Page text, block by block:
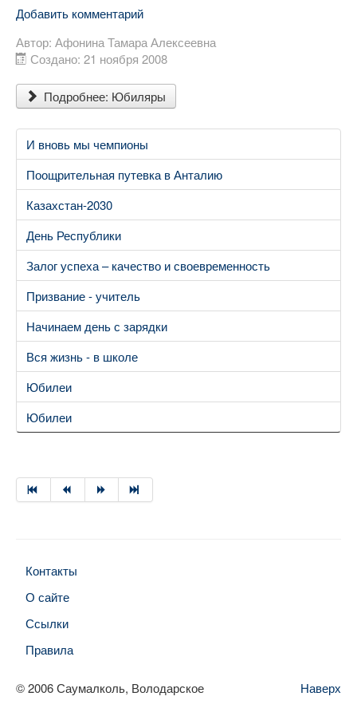
Добавить комментарий
Автор: Афонина Тамара Алексеевна
Создано: 21 ноября 2008
Подробнее: Юбиляры
И вновь мы чемпионы
Поощрительная путевка в Анталию
Казахстан-2030
День Республики
Залог успеха – качество и своевременность
Призвание - учитель
Начинаем день с зарядки
Вся жизнь - в школе
Юбилеи
Юбилеи
Контакты
О сайте
Ссылки
Правила
Наверх
© 2006 Саумалколь, Володарское